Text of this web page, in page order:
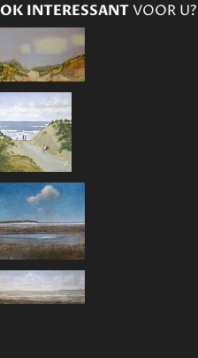
INTERESSANTVOOR U?